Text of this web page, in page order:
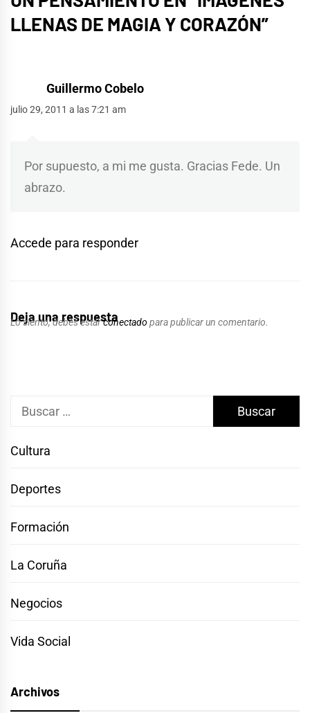
LLENAS DE MAGIA Y CORAZÓN”
Guillermo Cobelo
julio 29, 2011 a las 7:21 am
Por supuesto, a mi me gusta. Gracias Fede. Un
abrazo.
Accede para responder
Deja una respuesta
Lo siento, debes estarconectado para publicar un comentario.
Buscar:
Cultura
Deportes
Formación
La Coruña
Negocios
Vida Social
Archivos